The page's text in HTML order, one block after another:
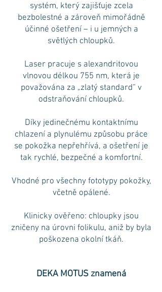
systém, který zajišťuje zcela
bezbolestné a zároveň mimořádně
účinné ošetření – i u jemných a
světlých chloupků.
Laser pracuje s alexandritovou
vlnovou délkou 755 nm, která je
považována za „zlatý standard“ v
odstraňování chloupků.
Díky jedinečnému kontaktnímu
chlazení a plynulému způsobu práce
se pokožka nepřehřívá, a ošetření je
tak rychlé, bezpečné a komfortní.
Vhodné pro všechny fototypy pokožky,
včetně opálené.
Klinicky ověřeno: chloupky jsou
zničeny na úrovni folikulu, aniž by byla
poškozena okolní tkáň.
DEKA MOTUS znamená